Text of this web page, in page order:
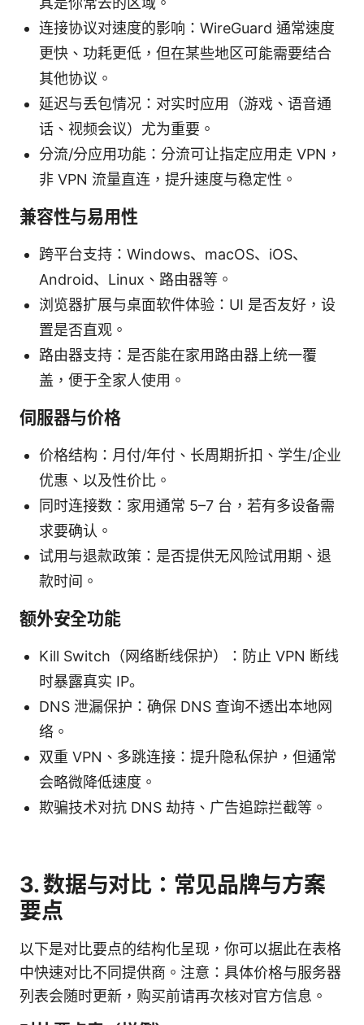
连接协议对速度的影响：WireGuard 通常速度
更快、功耗更低，但在某些地区可能需要结合
其他协议。
延迟与丢包情况：对实时应用（游戏、语音通
话、视频会议）尤为重要。
分流/分应用功能：分流可让指定应用走 VPN，
非 VPN 流量直连，提升速度与稳定性。
兼容性与易用性
跨平台支持：Windows、macOS、iOS、
Android、Linux、路由器等。
浏览器扩展与桌面软件体验：UI 是否友好，设
置是否直观。
路由器支持：是否能在家用路由器上统一覆
盖，便于全家人使用。
伺服器与价格
价格结构：月付/年付、长周期折扣、学生/企业
优惠、以及性价比。
同时连接数：家用通常 5–7 台，若有多设备需
求要确认。
试用与退款政策：是否提供无风险试用期、退
款时间。
额外安全功能
Kill Switch（网络断线保护）：防止 VPN 断线
时暴露真实 IP。
DNS 泄漏保护：确保 DNS 查询不透出本地网
络。
双重 VPN、多跳连接：提升隐私保护，但通常
会略微降低速度。
欺骗技术对抗 DNS 劫持、广告追踪拦截等。
3. 数据与对比：常见品牌与方案
要点
以下是对比要点的结构化呈现，你可以据此在表格
中快速对比不同提供商。注意：具体价格与服务器
列表会随时更新，购买前请再次核对官方信息。